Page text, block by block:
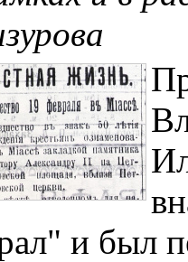
и был